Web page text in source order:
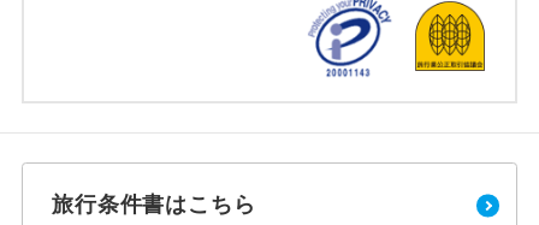
旅行条件書はこちら